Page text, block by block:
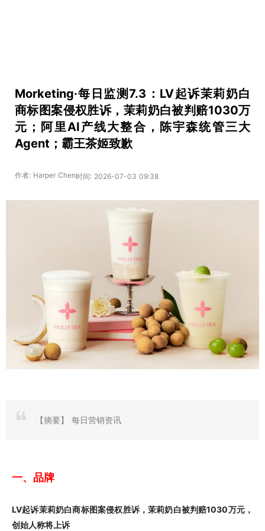
Morketing·每日监测7.3：LV起诉茉莉奶白
商标图案侵权胜诉，茉莉奶白被判赔1030万
元；阿里AI产线大整合，陈宇森统管三大
Agent；霸王茶姬致歉
作者: Harper Chen时间: 2026-07-03 09:38
【摘要】 每日营销资讯
一、品牌
LV起诉茉莉奶白商标图案侵权胜诉，茉莉奶白被判赔1030万元，
创始人称将上诉